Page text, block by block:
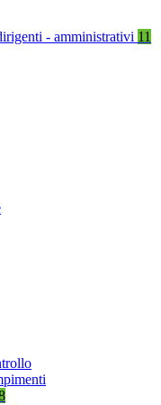
- amministrativi 11